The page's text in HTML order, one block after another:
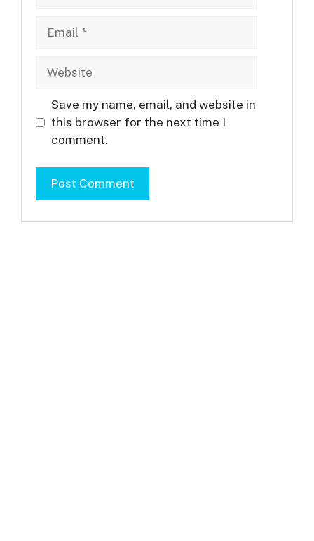
Website
Save my name, email, and website in
this browser for the next time I
comment.